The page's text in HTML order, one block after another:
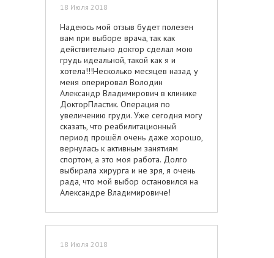
18 Июля 2018
Надеюсь мой отзыв будет полезен
вам при выборе врача, так как
действительно доктор сделал мою
грудь идеальной, такой как я и
хотела!!!Несколько месяцев назад у
меня оперировал Володин
Александр Владимирович в клинике
ДокторПластик. Операция по
увеличению груди. Уже сегодня могу
сказать, что реабилитационный
период прошёл очень даже хорошо,
вернулась к активным занятиям
спортом, а это моя работа. Долго
выбирала хирурга и не зря, я очень
рада, что мой выбор остановился на
Александре Владимировиче!
18 Июля 2018